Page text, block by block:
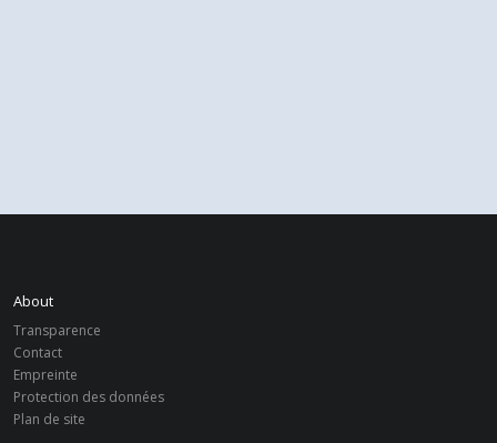
About
Transparence
Contact
Empreinte
Protection des données
Plan de site